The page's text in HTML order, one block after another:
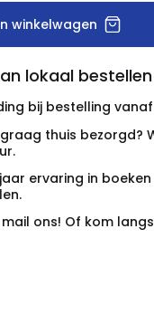
winkelwagen
lokaal
bij bestelling
thuis bezorgd?
ervaring in boeken
ons! Of kom